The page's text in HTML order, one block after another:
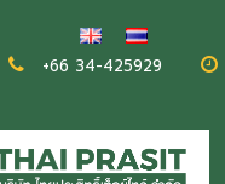
+66 34-425929